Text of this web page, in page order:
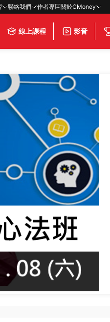
聯絡我們 作者專區關於CMoney
線上課程 影音